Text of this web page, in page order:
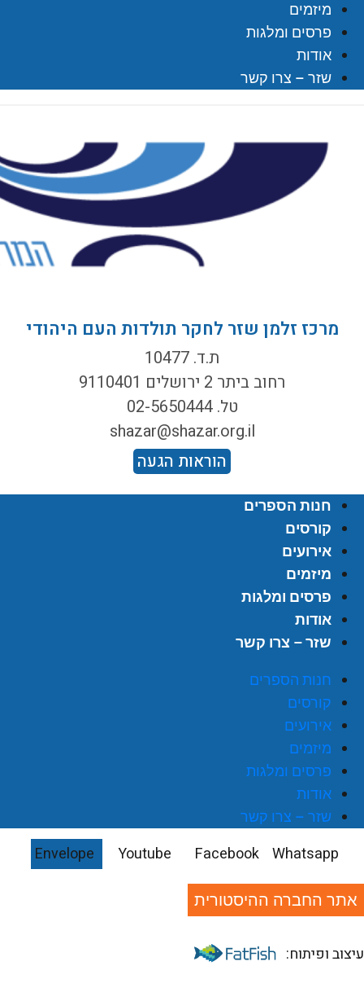
מיזמים
פרסים ומלגות
אודות
שזר – צרו קשר
מרכז זלמן שזר לחקר תולדות העם היהודי
ת.ד. 10477
רחוב ביתר 2 ירושלים 9110401
טל. 02-5650444
shazar@shazar.org.il
הוראות הגעה
חנות הספרים
קורסים
אירועים
מיזמים
פרסים ומלגות
אודות
שזר – צרו קשר
חנות הספרים
קורסים
אירועים
מיזמים
פרסים ומלגות
אודות
שזר – צרו קשר
Envelope Youtube Facebook Whatsapp
אתר החברה ההיסטורית
ופיתוח: